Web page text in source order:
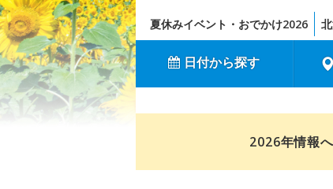
夏休みイベント・おでかけ2026
日付から探す
2026年情報